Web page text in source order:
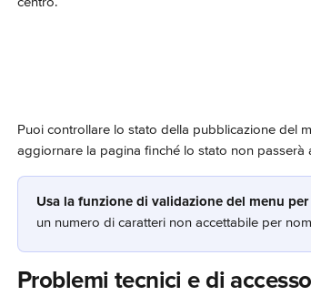
Puoi controllare lo stato della pubblicazione del
aggiornare la pagina finché lo stato non passerà
Usa la funzione di validazione del menu
un numero di caratteri non accettabile per
Problemi tecnici e di accesso